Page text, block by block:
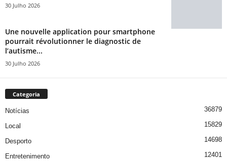
30 Julho 2026
Une nouvelle application pour smartphone
pourrait révolutionner le diagnostic de
l’autisme...
30 Julho 2026
Categoria
Notícias 36879
Local 15829
Desporto 14698
Entretenimento 12401